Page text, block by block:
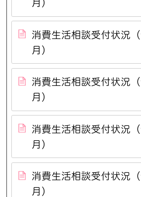
月）
消費生活相談受付状況
月）
消費生活相談受付状況
月）
消費生活相談受付状況
月）
消費生活相談受付状況
月）